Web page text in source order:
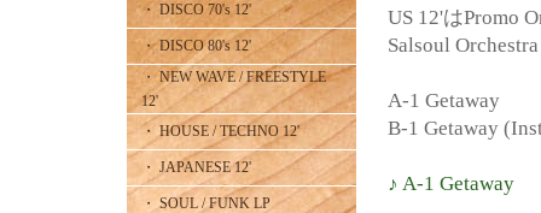
・ DISCO 70's 12'
・ DISCO 80's 12'
・ NEW WAVE / FREESTYLE
12'
・ HOUSE / TECHNO 12'
・ JAPANESE 12'
・ SOUL / FUNK LP
US 12'はPromo
Salsoul
A-1 Getaway
B-1 Getaway
♪ A-1 Getaway